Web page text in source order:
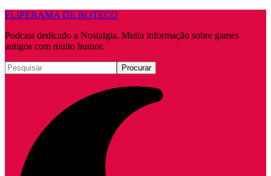
FLIPERAMA DE BOTECO
Podcast dedicado a Nostalgia. Muita informação sobre games
antigos com muito humor.